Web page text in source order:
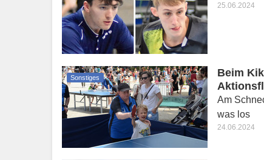
25.06.2024
Sonstiges
Beim
Am
was los
24.06.2024